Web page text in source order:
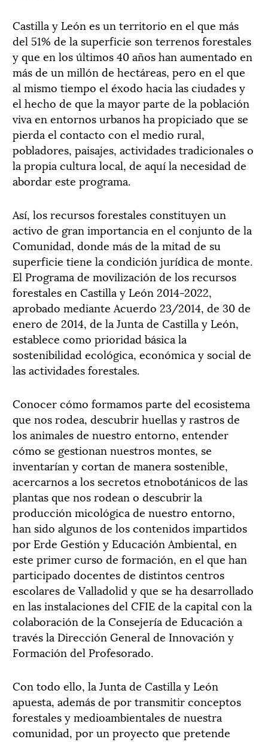
Castilla y León es un territorio en el que más
del 51% de la superficie son terrenos forestales
y que en los últimos 40 años han aumentado en
más de un millón de hectáreas, pero en el que
al mismo tiempo el éxodo hacia las ciudades y
el hecho de que la mayor parte de la población
viva en entornos urbanos ha propiciado que se
pierda el contacto con el medio rural,
pobladores, paisajes, actividades tradicionales o
la propia cultura local, de aquí la necesidad de
abordar este programa.
Así, los recursos forestales constituyen un
activo de gran importancia en el conjunto de la
Comunidad, donde más de la mitad de su
superficie tiene la condición jurídica de monte.
El Programa de movilización de los recursos
forestales en Castilla y León 2014-2022,
aprobado mediante Acuerdo 23/2014, de 30 de
enero de 2014, de la Junta de Castilla y León,
establece como prioridad básica la
sostenibilidad ecológica, económica y social de
las actividades forestales.
Conocer cómo formamos parte del ecosistema
que nos rodea, descubrir huellas y rastros de
los animales de nuestro entorno, entender
cómo se gestionan nuestros montes, se
inventarían y cortan de manera sostenible,
acercarnos a los secretos etnobotánicos de las
plantas que nos rodean o descubrir la
producción micológica de nuestro entorno,
han sido algunos de los contenidos impartidos
por Erde Gestión y Educación Ambiental, en
este primer curso de formación, en el que han
participado docentes de distintos centros
escolares de Valladolid y que se ha desarrollado
en las instalaciones del CFIE de la capital con la
colaboración de la Consejería de Educación a
través la Dirección General de Innovación y
Formación del Profesorado.
Con todo ello, la Junta de Castilla y León
apuesta, además de por transmitir conceptos
forestales y medioambientales de nuestra
comunidad, por un proyecto que pretende